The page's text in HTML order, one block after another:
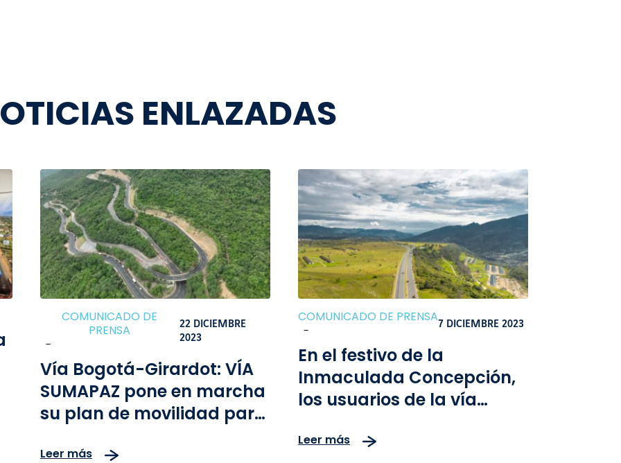
ENLAZADAS
COMUNICADO DE
PRENSA
-
22 DICIEMBRE
2023
Vía Bogotá-Girardot: VÍA
SUMAPAZ pone en marcha
su plan de movilidad para
y Año Nuevo
Leer más
COMUNICADO DE PRENSA
-
7 DICIEMBRE 2023
En el festivo de la
Inmaculada Concepción,
los usuarios de la vía
con 16km de tercer carril
Leer más